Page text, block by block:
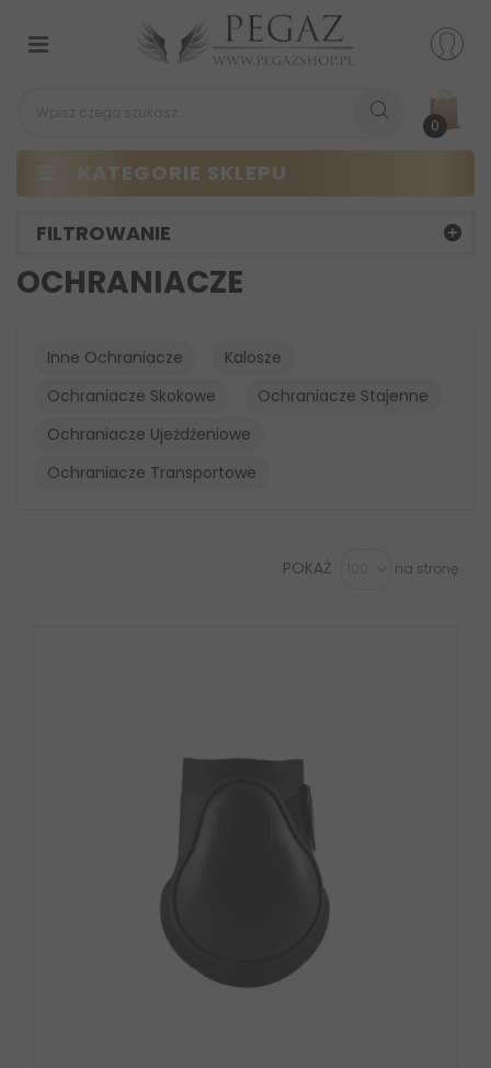
0
KATEGORIE SKLEPU
Przełącz
nawigacji
FILTROWANIE
OCHRANIACZE
Inne Ochraniacze
Kalosze
Ochraniacze Skokowe
Ochraniacze Stajenne
Ochraniacze Ujeżdżeniowe
Ochraniacze Transportowe
POKAŻ na stronę